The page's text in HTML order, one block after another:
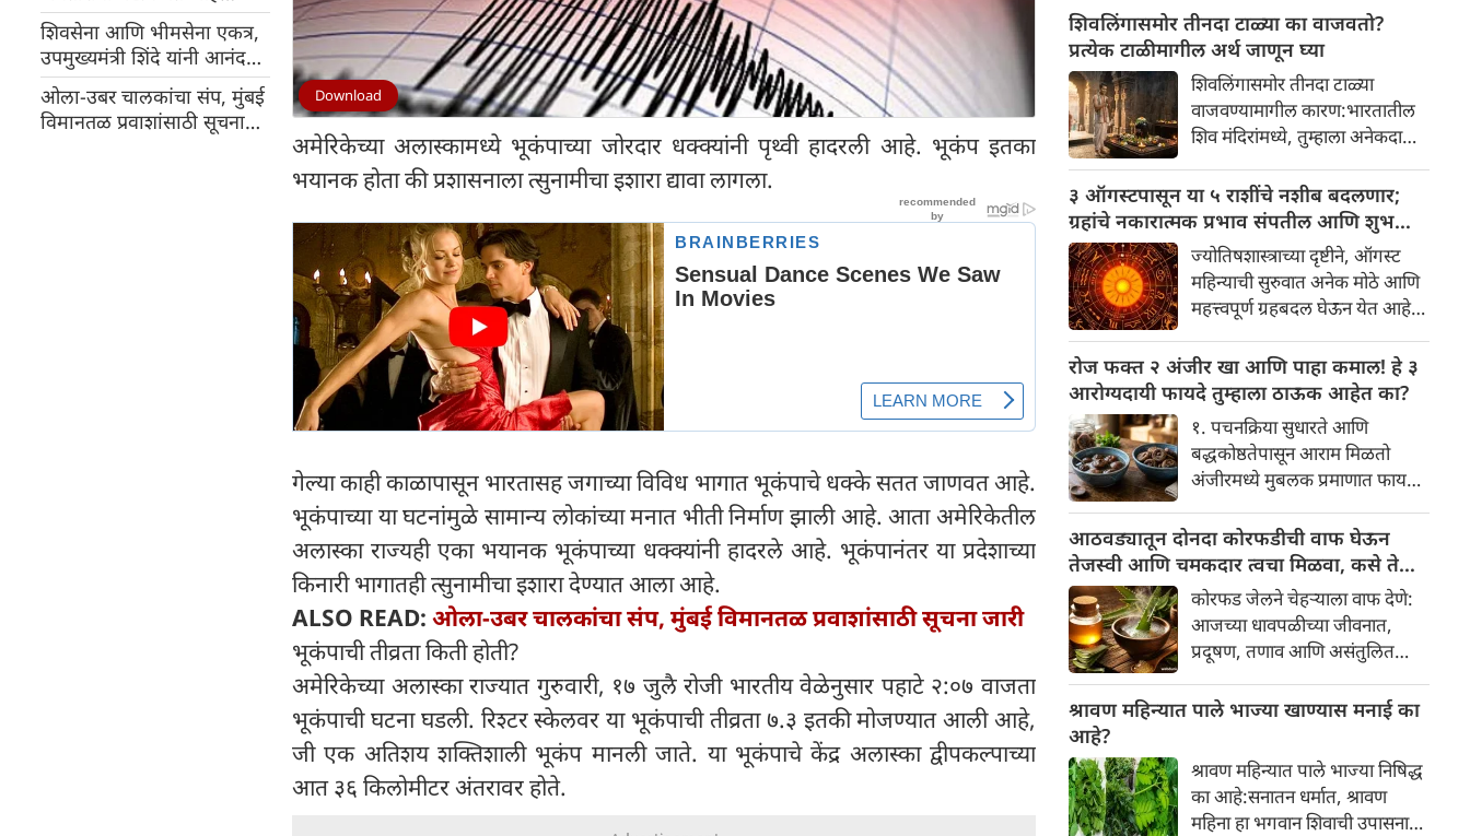
महावतार नरसिंह; प्रेक्षकांना एक
उत्तम अनुभव मिळेल
शिवसेना आणि भीमसेना एकत्र,
उपमुख्यमंत्री शिंदे यांनी आनंद
राज आंबेडकरांशी युतीची घोषणा
केली
ओला-उबर चालकांचा संप, मुंबई
विमानतळ प्रवाशांसाठी सूचना
Download
अमेरिकेच्या अलास्कामध्ये भूकंपाच्या जोरदार धक्क्यांनी पृथ्वी हादरली आहे. भूकंप इतका
भयानक होता की प्रशासनाला त्सुनामीचा इशारा द्यावा लागला.
गेल्या काही काळापासून भारतासह जगाच्या विविध भागात भूकंपाचे धक्के सतत जाणवत आहे.
भूकंपाच्या या घटनांमुळे सामान्य लोकांच्या मनात भीती निर्माण झाली आहे. आता अमेरिकेतील
अलास्का राज्यही एका भयानक भूकंपाच्या धक्क्यांनी हादरले आहे. भूकंपानंतर या प्रदेशाच्या
किनारी भागातही त्सुनामीचा इशारा देण्यात आला आहे.
ALSO READ: ओला-उबर चालकांचा संप, मुंबई विमानतळ प्रवाशांसाठी सूचना जारी
भूकंपाची तीव्रता किती होती?
अमेरिकेच्या अलास्का राज्यात गुरुवारी, १७ जुलै रोजी भारतीय वेळेनुसार पहाटे २:०७ वाजता
भूकंपाची घटना घडली. रिश्टर स्केलवर या भूकंपाची तीव्रता ७.३ इतकी मोजण्यात आली आहे,
जी एक अतिशय शक्तिशाली भूकंप मानली जाते. या भूकंपाचे केंद्र अलास्का द्वीपकल्पाच्या
आत ३६ किलोमीटर अंतरावर होते.
शिवलिंगासमोर तीनदा टाळ्या का वाजवतो?
प्रत्येक टाळीमागील अर्थ जाणून घ्या
शिवलिंगासमोर तीनदा टाळ्या
वाजवण्यामागील कारण:भारतातील
शिव मंदिरांमध्ये, तुम्हाला अनेकदा
वाजवताना दिसतील. ही एक सामान्य
प्रथा आहे, पण तुम्ही कधी विचार
केला आहे का की यामागे काय रहस्य
आहे आणि प्रत्येक टाळीचा अर्थ काय
आहे? हा केवळ एक विधी नाही, तर
यामागे खोलवर रुजलेल्या पौराणिक
श्रद्धा, आध्यात्मिक अर्थ आणि काही
वैज्ञानिक तर्कदेखील आहेत. चला, या
अनोख्या परंपरेमागील अर्थ
सविस्तरपणे समजून घेऊया.
३ ऑगस्टपासून या ५ राशींचे नशीब बदलणार;
ग्रहांचे नकारात्मक प्रभाव संपतील आणि शुभ
दिवसांची सुरुवात होईलज्योतिषशास्त्राच्या दृष्टीने, ऑगस्ट
महिन्याची सुरुवात अनेक मोठे आणि
महत्त्वपूर्ण ग्रहबदल घेऊन येत आहे.
हालचाल अनेक राशींच्या जीवनात
सकारात्मक बदल घडवून आणणार
आहे. विशेषतः ३ ऑगस्ट रोजी एक
अत्यंत दुर्मिळ आणि फलदायी
ग्रहस्थिती (संयोग) तयार होत आहे.
या दिवशी तयार होणारे शुभ योग,
ग्रहांची स्थिती आणि या गोचरमुळे
ज्यांचे नशीब उजळणार आहे अशा
भाग्यवान राशींबद्दल आपण जाणून
घेऊया!
रोज फक्त २ अंजीर खा आणि पाहा कमाल! हे ३
आरोग्यदायी फायदे तुम्हाला ठाऊक आहेत का?
१. पचनक्रिया सुधारते आणि
बद्धकोष्ठतेपासून आराम मिळतो
अंजीरमध्ये मुबलक प्रमाणात फायबर
बद्धकोष्ठता, गॅस किंवा अपचनाचा
त्रास होत असेल, तर अंजीर
तुमच्यासाठी वरदान ठरू शकते. हे
आतड्यांची स्वच्छता ठेवण्यास मदत
करते. पचनसंस्था मजबूत करून पोट
साफ होण्यास मदत करते.
आठवड्यातून दोनदा कोरफडीची वाफ घेऊन
तेजस्वी आणि चमकदार त्वचा मिळवा, कसे ते
जाणून घ्या
कोरफड जेलने चेहऱ्याला वाफ देणे:
आजच्या धावपळीच्या जीवनात,
प्रदूषण, तणाव आणि असंतुलित
नकारात्मक परिणाम होऊ शकतो.
होते, ज्यामुळे निस्तेजपणा, मुरुमे
आणि ब्लॅकहेड्स यांसारख्या समस्या
निर्माण होतात.
श्रावण महिन्यात पाले भाज्या खाण्यास मनाई का
आहे?
श्रावण महिन्यात पाले भाज्या निषिद्ध
का आहे:सनातन धर्मात, श्रावण
महिना हा भगवान शिवाची उपासना